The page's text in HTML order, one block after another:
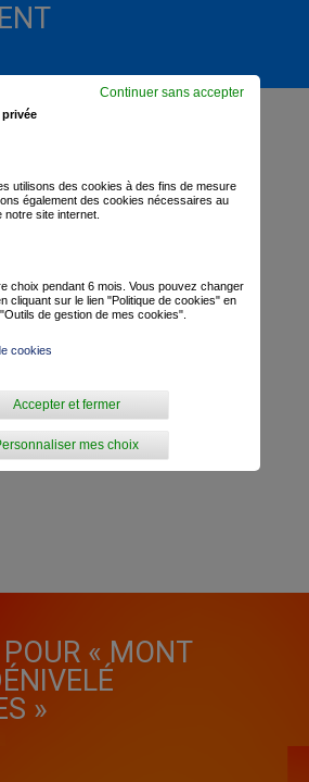
« MONT
»
utilisons des cookies à des fins de mesure
également des cookies nécessaires au
notre site internet.
choix pendant 6 mois. Vous pouvez changer
cliquant sur le lien "Politique de cookies" en
de gestion de mes cookies".
cookies
mes choix
Accepter et fermer
Continuer sans accepter